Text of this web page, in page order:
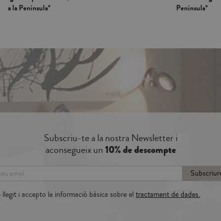
a la Península*
Península*
Subscriu-te a la nostra Newsletter i
aconsegueix un10% de descompte
i accepto la informació bàsica sobre eltractament de dades.